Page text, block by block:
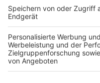
TOP-VEREINE
TOP-PARTNER